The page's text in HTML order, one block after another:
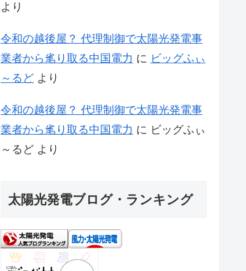
より
令和の越後屋？ 代理制御で太陽光発電事
業者から毟り取る中国電力 に ビッグふぃ
～るど より
令和の越後屋？ 代理制御で太陽光発電事
業者から毟り取る中国電力 に ビッグふぃ
～るど より
太陽光発電ブログ・ランキング